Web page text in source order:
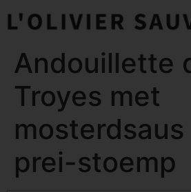
Andouillette
Troyes met
mosterdsaus
prei-stoemp